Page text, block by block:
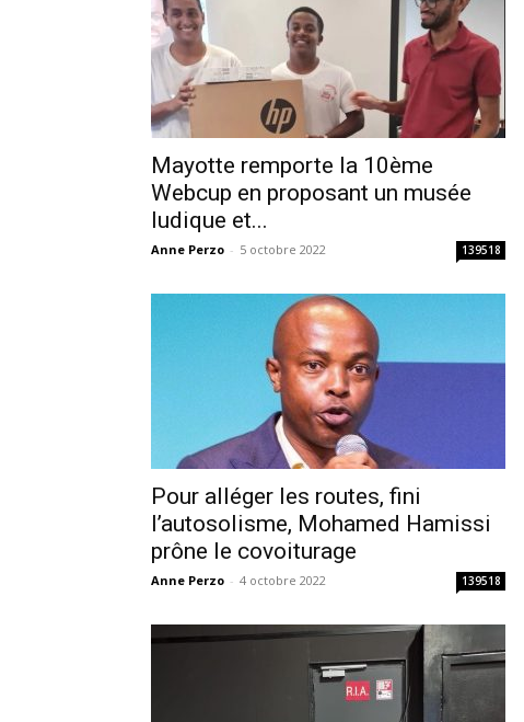
Mayotte remporte la 10ème
Webcup en proposant un musée
ludique et...
Anne Perzo - 5 octobre 2022 139518
Pour alléger les routes, fini
l’autosolisme, Mohamed Hamissi
prône le covoiturage
Anne Perzo - 4 octobre 2022 139518